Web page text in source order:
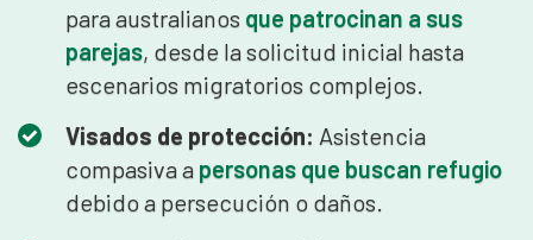
para australianos que patrocinan a sus
parejas, desde la solicitud inicial hasta
escenarios migratorios complejos.
Visados de protección: Asistencia
compasiva a personas que buscan refugio
debido a persecución o daños.